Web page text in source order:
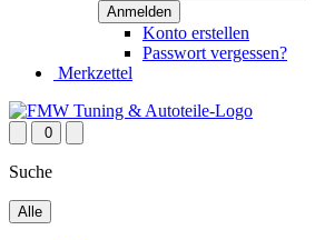
Konto erstellen
Passwort vergessen?
Merkzettel
0
Suche
Alle